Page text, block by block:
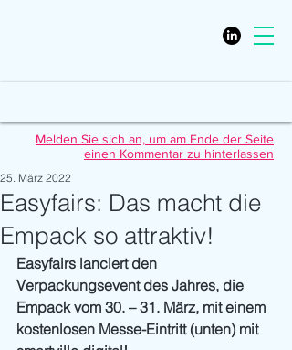
Melden Sie sich an, um am Ende der Seite
einen Kommentar zu hinterlassen
Easyfairs: Das macht die
Empack so attraktiv!
25. März 2022
Easyfairs lanciert den
Verpackungsevent des Jahres, die
Empack vom 30. – 31. März, mit einem
kostenlosen Messe-Eintritt (unten) mit